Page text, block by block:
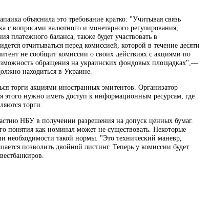
объяснила это требование кратко: "Учитывая связь
вопросами валютного и монетарного регулирования,
платежного баланса, также будет участвовать в
отчитываться перед комиссией, которой в течение десяти
не сообщит комиссии о своих действиях с акциями по
обращения на украинских фондовых площадках",—
находиться в Украине.
торги акциями иностранных эмитентов. Организатор
этого нужно иметь доступ к информационным ресурсам, где
торги.
НБУ в получении разрешения на допуск ценных бумаг.
понятия как номинал может не существовать. Некоторые
такой нормы. "Это технический маневр,
позволить двойной листинг. Теперь у комиссии будет